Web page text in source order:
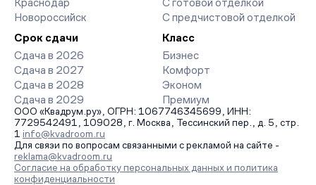
Краснодар
Новороссийск
С готовой отделкой
С предчистовой отделкой
Срок сдачи
Сдача в 2026
Сдача в 2027
Сдача в 2028
Сдача в 2029
Класс
Бизнес
Комфорт
Эконом
Премиум
ООО «Квадрум.ру», ОГРН: 1067746345699, ИНН:
7729542491, 109028, г. Москва, Тессинский пер., д. 5, стр.
1 info@kvadroom.ru
Для связи по вопросам связанными с рекламой на сайте -
reklama@kvadroom.ru
Согласие на обработку персональных данных и политика
конфиденциальности